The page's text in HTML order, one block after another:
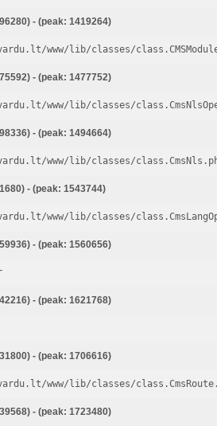
- (peak: 1419264)
www/lib/classes/
- (peak: 1477752)
www/lib/classes/
- (peak: 1494664)
www/lib/classes/
- (peak: 1543744)
www/lib/classes/
- (peak: 1560656)
- (peak: 1621768)
- (peak: 1706616)
www/lib/classes/
- (peak: 1723480)